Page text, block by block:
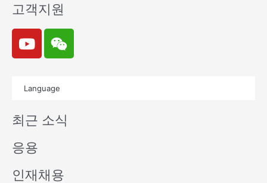
고객지원
Y
o
u
e
W
e
i
n
Language
최근 소식
응용
인재채용